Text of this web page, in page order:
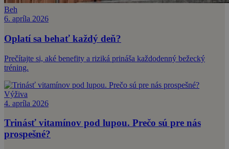
Beh
6. apríla 2026
Oplatí sa behať každý deň?
Prečítajte si, aké benefity a riziká prináša každodenný bežecký
tréning.
Výživa
4. apríla 2026
Trinásť vitamínov pod lupou. Prečo sú pre nás
prospešné?